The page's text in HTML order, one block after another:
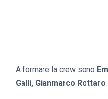
A formare la crew sono
Galli, Gianmarco